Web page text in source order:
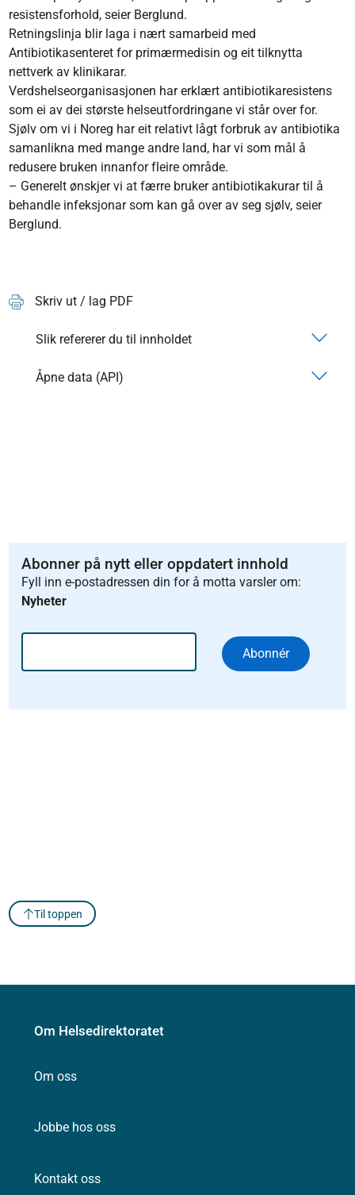
resistensforhold, seier Berglund.
Retningslinja blir laga i nært samarbeid med
Antibiotikasenteret for primærmedisin og eit tilknytta
nettverk av klinikarar.
Verdshelseorganisasjonen har erklært antibiotikaresistens
som ei av dei største helseutfordringane vi står over for.
Sjølv om vi i Noreg har eit relativt lågt forbruk av antibiotika
samanlikna med mange andre land, har vi som mål å
redusere bruken innanfor fleire område.
– Generelt ønskjer vi at færre bruker antibiotikakurar til å
behandle infeksjonar som kan gå over av seg sjølv, seier
Berglund.
Skriv ut / lag PDF
Slik refererer du til innholdet
Åpne data (API)
Abonner på nytt eller oppdatert innhold
Fyll inn e-postadressen din for å motta varsler om:
Nyheter
Abonnér
Til toppen
Om Helsedirektoratet
Om oss
Jobbe hos oss
Kontakt oss